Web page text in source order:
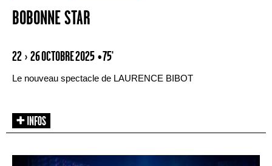
BOBONNE STAR
22 › 26 OCTOBRE 2025 • 75'
Le nouveau spectacle de LAURENCE BIBOT